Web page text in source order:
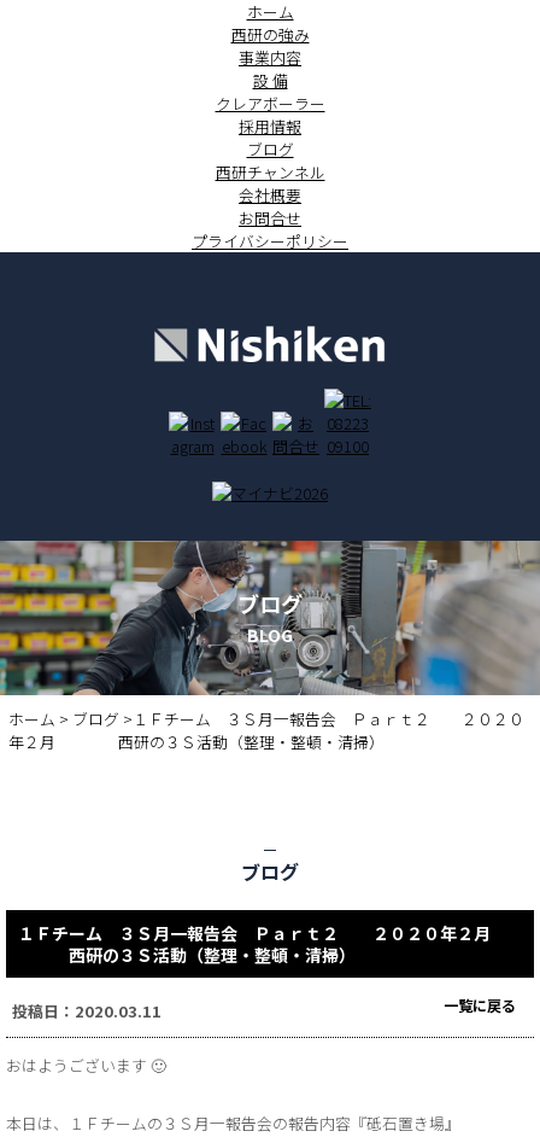
ホーム
西研の強み
事業内容
設 備
クレアボーラー
採用情報
ブログ
西研チャンネル
会社概要
お問合せ
プライバシーポリシー
ブログ
BLOG
ホーム > ブログ >１Ｆチーム ３Ｓ月一報告会 Ｐａｒｔ２ ２０２０
年２月 西研の３Ｓ活動（整理・整頓・清掃）
ブログ
１Ｆチーム ３Ｓ月一報告会 Ｐａｒｔ２ ２０２０年２月
西研の３Ｓ活動（整理・整頓・清掃）
投稿日：2020.03.11 一覧に戻る
おはようございます 🙂
本日は、１Ｆチームの３Ｓ月一報告会の報告内容『砥石置き場』